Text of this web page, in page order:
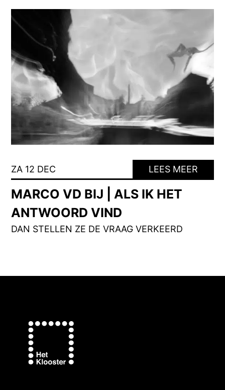
ZA 12 DEC LEES MEER
MARCO VD BIJ | ALS IK HET
ANTWOORD VIND
DAN STELLEN ZE DE VRAAG VERKEERD